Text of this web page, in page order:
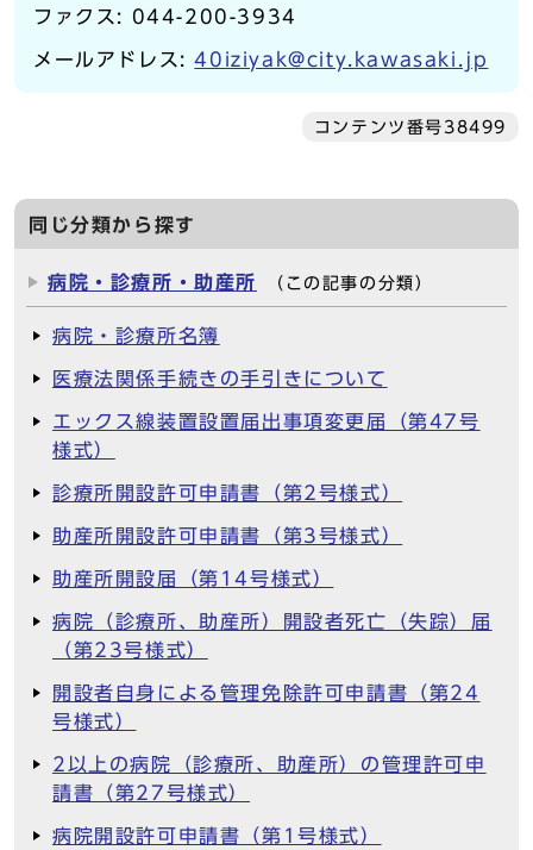
ファクス: 044-200-3934
メールアドレス:40iziyak@city.kawasaki.jp
コンテンツ番号38499
同じ分類から探す
病院・診療所・助産所 （この記事の分類）
病院・診療所名簿
医療法関係手続きの手引きについて
エックス線装置設置届出事項変更届（第47号
様式）
診療所開設許可申請書（第2号様式）
助産所開設許可申請書（第3号様式）
助産所開設届（第14号様式）
病院（診療所、助産所）開設者死亡（失踪）届
（第23号様式）
開設者自身による管理免除許可申請書（第24
号様式）
2以上の病院（診療所、助産所）の管理許可申
請書（第27号様式）
病院開設許可申請書（第1号様式）